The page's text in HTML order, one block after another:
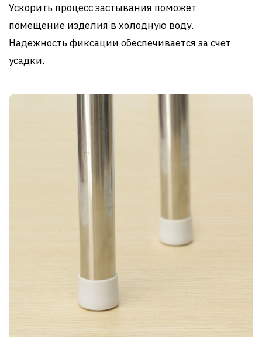
Ускорить процесс застывания поможет
помещение изделия в холодную воду.
Надежность фиксации обеспечивается за счет
усадки.